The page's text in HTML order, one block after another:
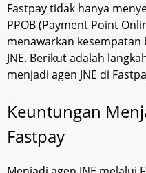
Fastpay tidak hanya
PPOB (Payment Point
menawarkan
JNE. Berikut adalah
menjadi agen JNE di
Keuntungan
Fastpay